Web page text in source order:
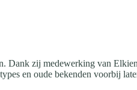
Dank zij medewerking van
en oude bekenden voorbij